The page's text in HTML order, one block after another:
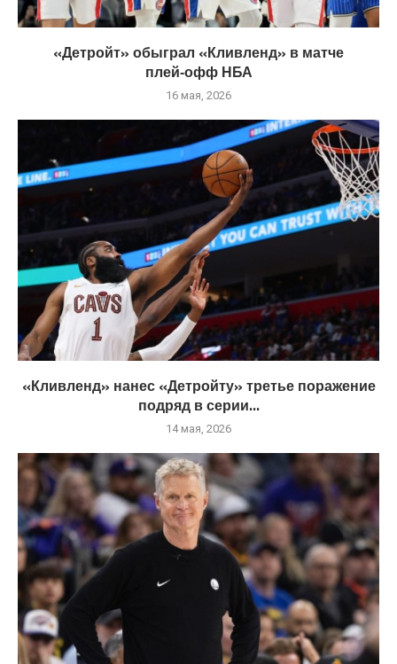
«Детройт» обыграл «Кливленд» в матче
плей‑офф НБА
16 мая, 2026
«Кливленд» нанес «Детройту» третье поражение
подряд в серии...
14 мая, 2026